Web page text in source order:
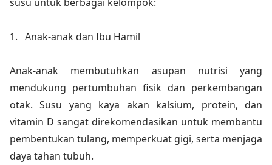
1. Anak-anak dan Ibu Hamil
Anak-anak membutuhkan asupan nutrisi yang
mendukung pertumbuhan fisik dan perkembangan
otak. Susu yang kaya akan kalsium, protein, dan
vitamin D sangat direkomendasikan untuk membantu
pembentukan tulang, memperkuat gigi, serta menjaga
daya tahan tubuh.